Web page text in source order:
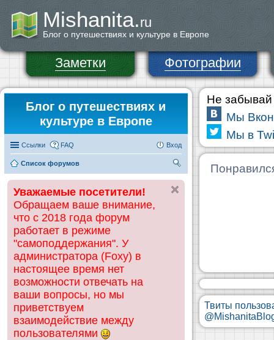
Mishanita.ru
Блог о путешествиях и культуре в Европе
Заметки Фотографии
Блог о путешествиях и
культуре в Европе
Ссылки FAQ Вход
Список форумов
ск
Уважаемые посетители!
Обращаем ваше внимание,
что с 2018 года форум
работает в режиме
"самоподдержания". У
администратора (Foxy) в
настоящее время нет
возможности отвечать на
ваши вопросы, но мы
приветствуем
взаимодействие между
пользователями
Не забывай
Мы
Мы в
Твиты